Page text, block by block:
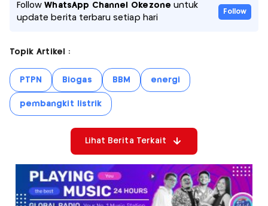
FollowWhatsApp Channel Okezone untuk
update berita terbaru setiap hari
Follow
Topik Artikel :
PTPN Biogas BBM energi
pembangkit listrik
Lihat Berita Terkait